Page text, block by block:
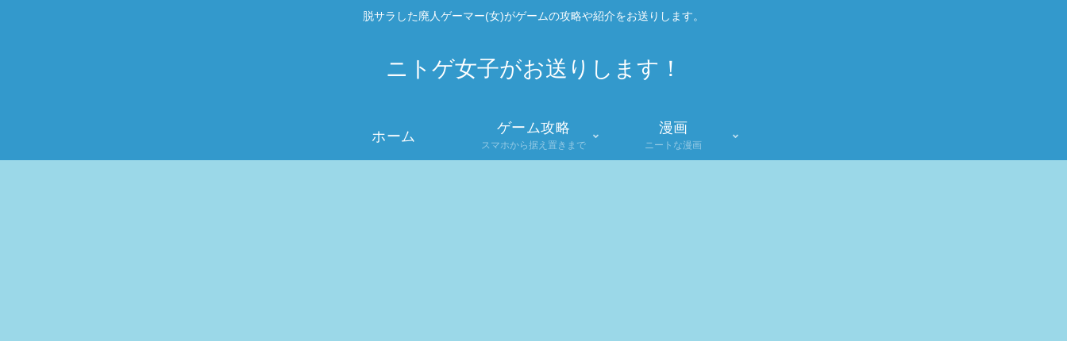
脱サラした廃人ゲーマー(女)がゲームの攻略や紹介をお送りします。
ニトゲ女子がお送りします！
ホーム
ゲーム攻略
スマホから据え置きまで
漫画
ニートな漫画